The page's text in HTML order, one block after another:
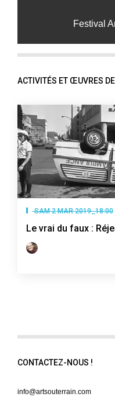
Festival
ACTIVITÉS ET ŒUVRES
SAM 2 MAR 2019_18:00
Le vrai du faux :
CONTACTEZ-NOUS !
info@artsouterrain.com